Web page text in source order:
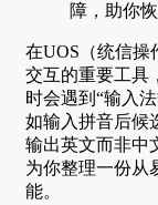
障，助你
在UOS（统信操
交互的重要工具
时会遇到“输入
如输入拼音后候
输出英文而非中
为你整理一份从
能。